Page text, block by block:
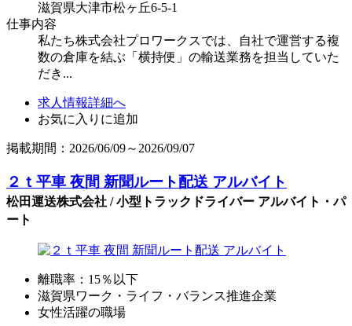
滋賀県大津市松ヶ丘6-5-1
仕事内容
私たち株式会社プロワークスでは、自社で運営する複
数の倉庫を結ぶ「横持便」の輸送業務を担当していた
だき...
求人情報詳細へ
お気に入りに追加
掲載期間：2026/06/09～2026/09/07
２ｔ平車 夜間 新聞ルート配送 アルバイト
松田運送株式会社 / 小型トラックドライバー アルバイト・パ
ート
離職率：15％以下
滋賀県ワーク・ライフ・バランス推進企業
女性活躍の職場